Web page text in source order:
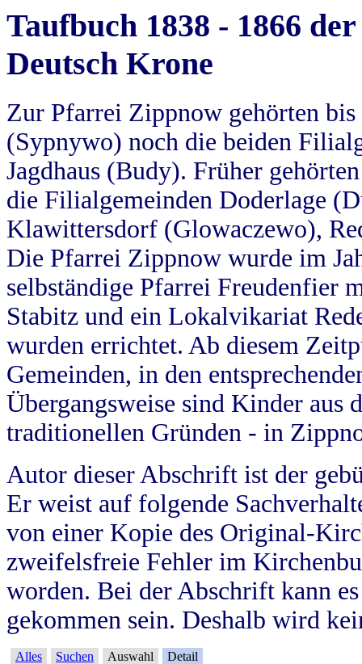
Taufbuch 1838 - 1866
Deutsch Krone
Zur Pfarrei Zippnow gehörten
(Sypnywo) noch die beiden
Jagdhaus (Budy). Früher
die Filialgemeinden Doderlage
Klawittersdorf (Glowaczewo),
Die Pfarrei Zippnow wurde im
selbständige Pfarrei Freudenfier
Stabitz und ein Lokalvikariat
wurden errichtet. Ab diesem
Gemeinden, in den
Übergangsweise sind Kinder aus
traditionellen Gründen - in
Autor dieser Abschrift ist der
Er weist auf folgende
von einer Kopie des Original-
zweifelsfreie Fehler im
worden. Bei der Abschrift kann
gekommen sein. Deshalb wird
Alles Suchen Auswahl Detail